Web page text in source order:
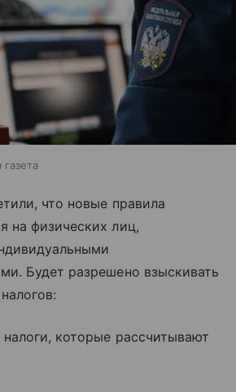
газета
что новые правила
на физических лиц,
Будет разрешено взыскивать
которые рассчитывают